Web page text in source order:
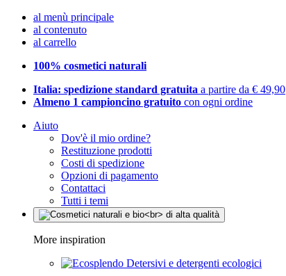
al menù principale
al contenuto
al carrello
100% cosmetici naturali
Italia: spedizione standard gratuita a partire da € 49,90
Almeno 1 campioncino gratuito con ogni ordine
Aiuto
Dov'è il mio ordine?
Restituzione prodotti
Costi di spedizione
Opzioni di pagamento
Contattaci
Tutti i temi
More inspiration
Detersivi e detergenti ecologici